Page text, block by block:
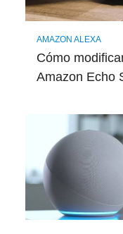
AMAZON ALEXA
Cómo
Amazon Echo